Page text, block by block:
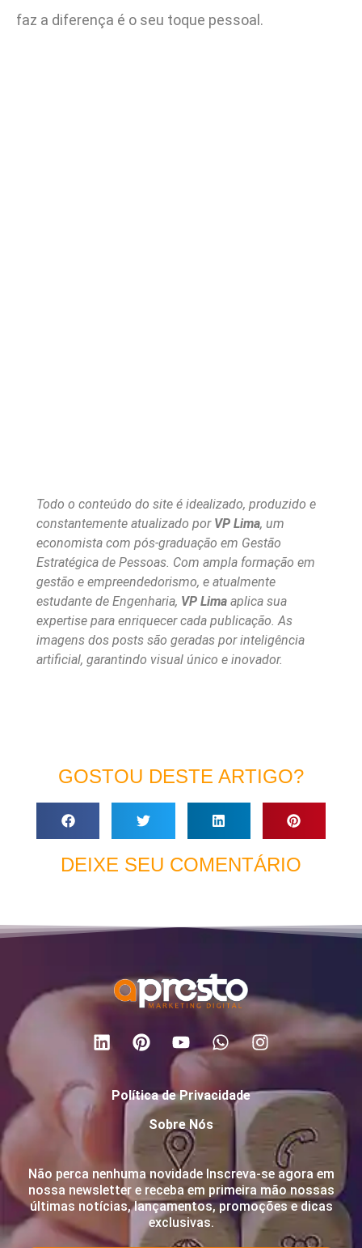
faz a diferença é o seu toque pessoal.
Todo o conteúdo do site é idealizado, produzido e
constantemente atualizado por VP Lima, um
economista com pós-graduação em Gestão
Estratégica de Pessoas. Com ampla formação em
gestão e empreendedorismo, e atualmente
estudante de Engenharia, VP Lima aplica sua
expertise para enriquecer cada publicação. As
imagens dos posts são geradas por inteligência
artificial, garantindo visual único e inovador.
GOSTOU DESTE ARTIGO?
DEIXE SEU COMENTÁRIO
Política de Privacidade
Sobre Nós
Não perca nenhuma novidade Inscreva-se agora em
nossa newsletter e receba em primeira mão nossas
últimas notícias, lançamentos, promoções e dicas
exclusivas.